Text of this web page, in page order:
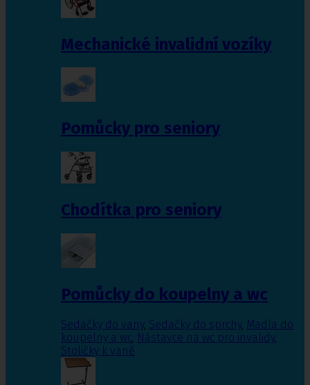
Mechanické invalidní vozíky
Pomůcky pro seniory
Chodítka pro seniory
Pomůcky do koupelny a wc
Sedačky do vany, Sedačky do sprchy, Madla do
koupelny a wc, Nástavce na wc pro invalidy,
Stoličky k vaně